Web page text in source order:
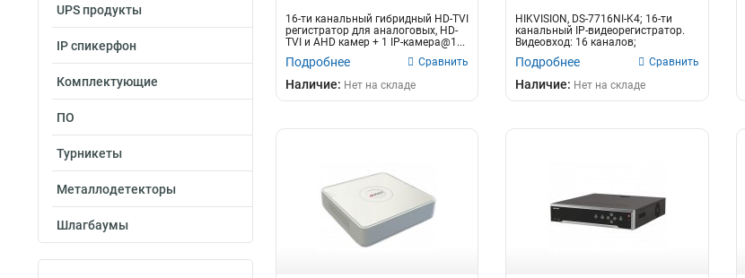
UPS продукты
IP спикерфон
Комплектующие
ПО
Турникеты
Металлодетекторы
Шлагбаумы
16-ти канальный гибридный HD-TVI
регистратор для аналоговых, HD-
TVI и AHD камер + 1 IP-камера@1...
Подробнее Сравнить
Наличие: Нет на складе
HIKVISION, DS-7716NI-K4; 16-ти
канальный IP-видеорегистратор.
Видеовход: 16 каналов;
аудиовход:...
Подробнее Сравнить
Наличие: Нет на складе